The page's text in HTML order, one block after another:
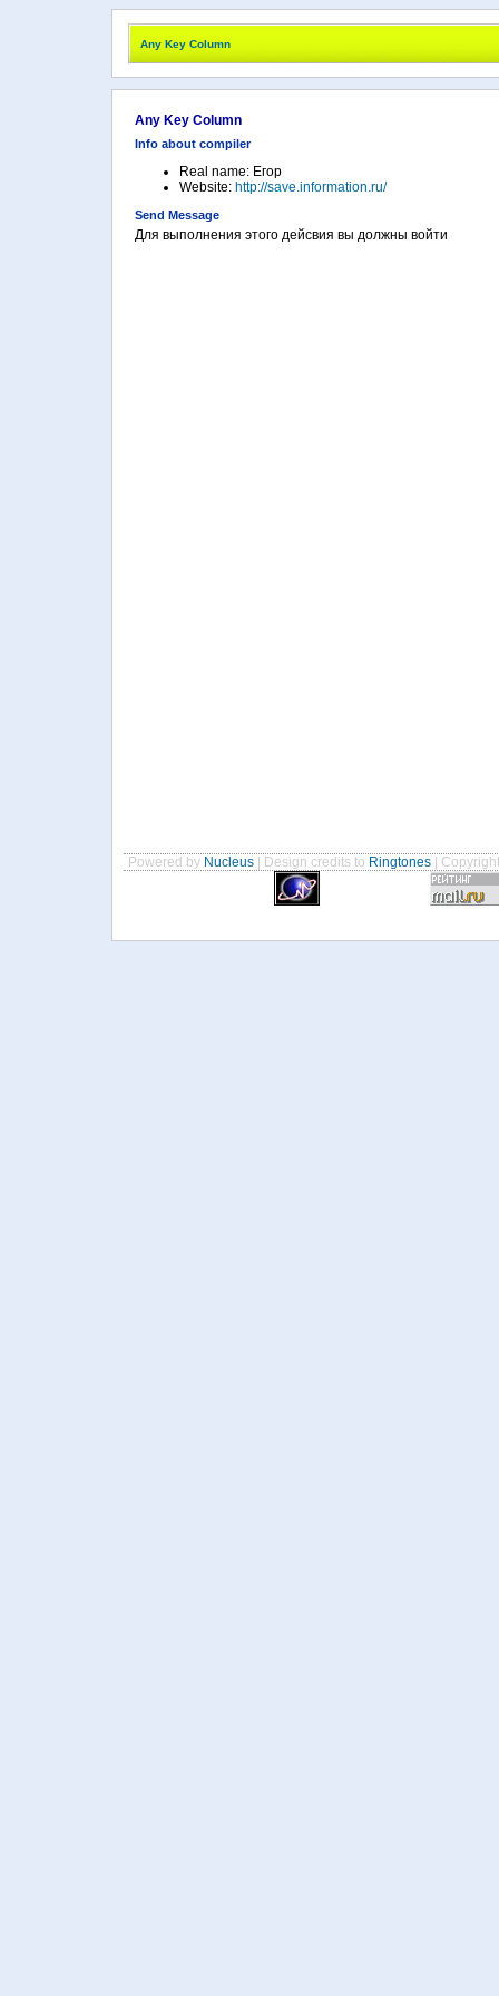
Any Key Column
Any Key Column
Info about compiler
Real name: Егор
Website: http://save.information.ru/
Send Message
Для выполнения этого дейсвия вы должны войти
Powered by Nucleus | Design credits to Ringtones |